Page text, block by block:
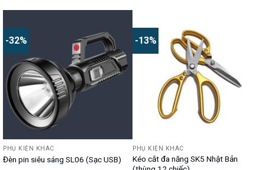
là:
tại
-32%
PHỤ KIỆN KHÁC
Đèn pin siêu sáng SL06 (Sạc USB)
-13%
PHỤ KIỆN KHÁC
Kéo cắt đa năng SK5 Nhật Bản